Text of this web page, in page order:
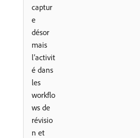
captur
e
désor
mais
l’activit
é dans
les
workflo
ws de
révisio
n et